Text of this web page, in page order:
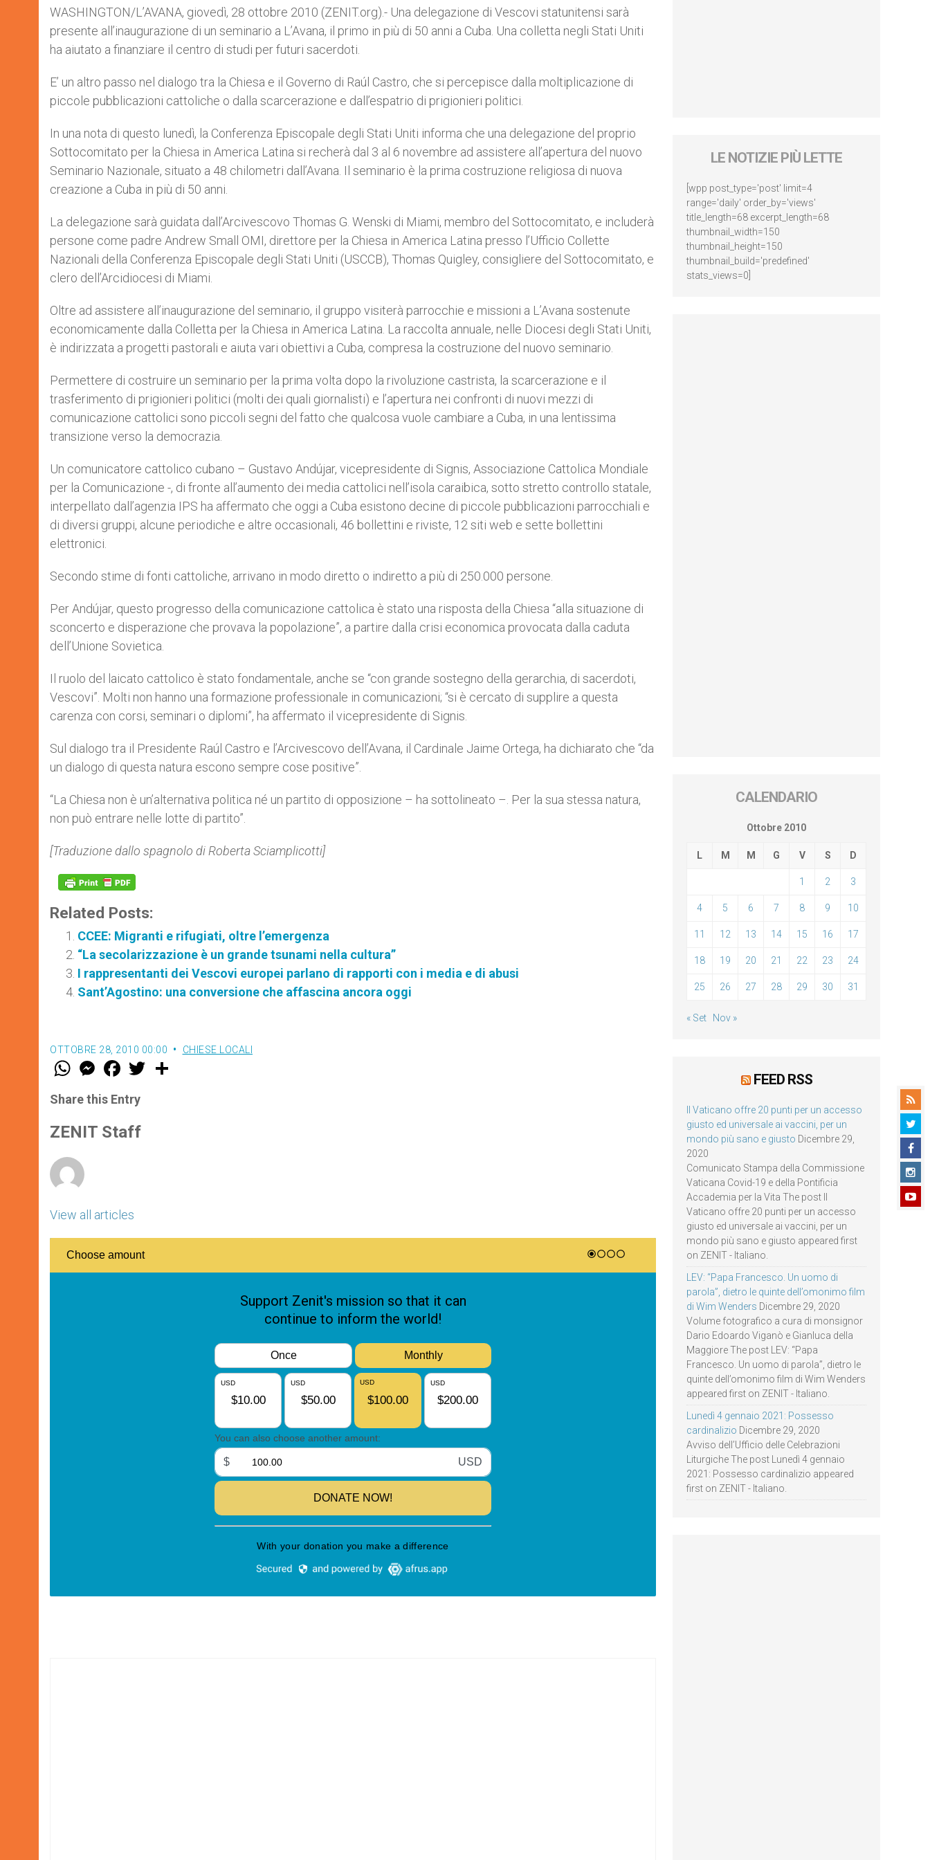
WASHINGTON/L’AVANA, giovedì, 28 ottobre 2010 (ZENIT.org).- Una delegazione di Vescovi statunitensi sarà
presente all’inaugurazione di un seminario a L’Avana, il primo in più di 50 anni a Cuba. Una colletta negli Stati Uniti
ha aiutato a finanziare il centro di studi per futuri sacerdoti.
E’ un altro passo nel dialogo tra la Chiesa e il Governo di Raúl Castro, che si percepisce dalla moltiplicazione di
piccole pubblicazioni cattoliche o dalla scarcerazione e dall’espatrio di prigionieri politici.
In una nota di questo lunedì, la Conferenza Episcopale degli Stati Uniti informa che una delegazione del proprio
Sottocomitato per la Chiesa in America Latina si recherà dal 3 al 6 novembre ad assistere all’apertura del nuovo
Seminario Nazionale, situato a 48 chilometri dall’Avana. Il seminario è la prima costruzione religiosa di nuova
creazione a Cuba in più di 50 anni.
La delegazione sarà guidata dall’Arcivescovo Thomas G. Wenski di Miami, membro del Sottocomitato, e includerà
persone come padre Andrew Small OMI, direttore per la Chiesa in America Latina presso l’Ufficio Collette
Nazionali della Conferenza Episcopale degli Stati Uniti (USCCB), Thomas Quigley, consigliere del Sottocomitato, e
clero dell’Arcidiocesi di Miami.
Oltre ad assistere all’inaugurazione del seminario, il gruppo visiterà parrocchie e missioni a L’Avana sostenute
economicamente dalla Colletta per la Chiesa in America Latina. La raccolta annuale, nelle Diocesi degli Stati Uniti,
è indirizzata a progetti pastorali e aiuta vari obiettivi a Cuba, compresa la costruzione del nuovo seminario.
Permettere di costruire un seminario per la prima volta dopo la rivoluzione castrista, la scarcerazione e il
trasferimento di prigionieri politici (molti dei quali giornalisti) e l’apertura nei confronti di nuovi mezzi di
comunicazione cattolici sono piccoli segni del fatto che qualcosa vuole cambiare a Cuba, in una lentissima
transizione verso la democrazia.
Un comunicatore cattolico cubano – Gustavo Andújar, vicepresidente di Signis, Associazione Cattolica Mondiale
per la Comunicazione -, di fronte all’aumento dei media cattolici nell’isola caraibica, sotto stretto controllo statale,
interpellato dall’agenzia IPS ha affermato che oggi a Cuba esistono decine di piccole pubblicazioni parrocchiali e
di diversi gruppi, alcune periodiche e altre occasionali, 46 bollettini e riviste, 12 siti web e sette bollettini
elettronici.
Secondo stime di fonti cattoliche, arrivano in modo diretto o indiretto a più di 250.000 persone.
Per Andújar, questo progresso della comunicazione cattolica è stato una risposta della Chiesa “alla situazione di
sconcerto e disperazione che provava la popolazione”, a partire dalla crisi economica provocata dalla caduta
dell’Unione Sovietica.
Il ruolo del laicato cattolico è stato fondamentale, anche se “con grande sostegno della gerarchia, di sacerdoti,
Vescovi”. Molti non hanno una formazione professionale in comunicazioni; “si è cercato di supplire a questa
carenza con corsi, seminari o diplomi”, ha affermato il vicepresidente di Signis.
Sul dialogo tra il Presidente Raúl Castro e l’Arcivescovo dell’Avana, il Cardinale Jaime Ortega, ha dichiarato che “da
un dialogo di questa natura escono sempre cose positive”.
“La Chiesa non è un’alternativa politica né un partito di opposizione – ha sottolineato –. Per la sua stessa natura,
non può entrare nelle lotte di partito”.
[Traduzione dallo spagnolo di Roberta Sciamplicotti]
Related Posts:
CCEE: Migranti e rifugiati, oltre l’emergenza
“La secolarizzazione è un grande tsunami nella cultura”
I rappresentanti dei Vescovi europei parlano di rapporti con i media e di abusi
Sant’Agostino: una conversione che affascina ancora oggi
OTTOBRE 28, 2010 00:00 CHIESE LOCALI
W
t
s
p
p
M
e
s
e
g
e
F
a
e
b
o
k
w
Share this Entry
ZENIT Staff
View all articles
LE NOTIZIE PIÙ LETTE
[wpp post_type='post' limit=4
range='daily' order_by='views'
title_length=68 excerpt_length=68
thumbnail_width=150
thumbnail_height=150
thumbnail_build='predefined'
stats_views=0]
CALENDARIO
Ottobre 2010
L M M G V S D
1 2 3
4 5 6 7 8 9 10
11 12 13 14 15 16 17
18 19 20 21 22 23 24
25 26 27 28 29 30 31
« Set Nov »
FEED RSS
Il Vaticano offre 20 punti per un accesso
giusto ed universale ai vaccini, per un
mondo più sano e giusto Dicembre 29,
2020
Comunicato Stampa della Commissione
Vaticana Covid-19 e della Pontificia
Accademia per la Vita The post Il
Vaticano offre 20 punti per un accesso
giusto ed universale ai vaccini, per un
mondo più sano e giusto appeared first
on ZENIT - Italiano.
LEV: “Papa Francesco. Un uomo di
parola”, dietro le quinte dell’omonimo film
di Wim Wenders Dicembre 29, 2020
Volume fotografico a cura di monsignor
Dario Edoardo Viganò e Gianluca della
Maggiore The post LEV: “Papa
Francesco. Un uomo di parola”, dietro le
quinte dell’omonimo film di Wim Wenders
appeared first on ZENIT - Italiano.
Lunedì 4 gennaio 2021: Possesso
cardinalizio Dicembre 29, 2020
Avviso dell’Ufficio delle Celebrazioni
Liturgiche The post Lunedì 4 gennaio
2021: Possesso cardinalizio appeared
first on ZENIT - Italiano.